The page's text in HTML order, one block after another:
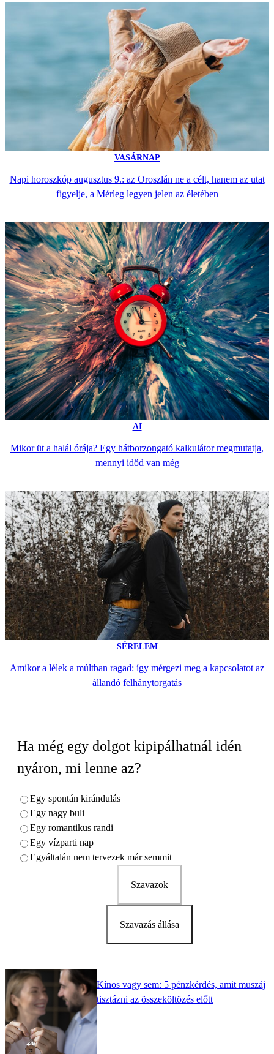
VASÁRNAP
Napi horoszkóp augusztus 9.: az Oroszlán ne a célt, hanem az utat
figyelje, a Mérleg legyen jelen az életében
AI
Mikor üt a halál órája? Egy hátborzongató kalkulátor megmutatja,
mennyi időd van még
SÉRELEM
Amikor a lélek a múltban ragad: így mérgezi meg a kapcsolatot az
állandó felhánytorgatás
Ha még egy dolgot kipipálhatnál idén
nyáron, mi lenne az?
Egy spontán kirándulás
Egy nagy buli
Egy romantikus randi
Egy vízparti nap
Egyáltalán nem tervezek már semmit
Szavazok
Szavazás állása
Kínos vagy sem: 5 pénzkérdés, amit muszáj
tisztázni az összeköltözés előtt